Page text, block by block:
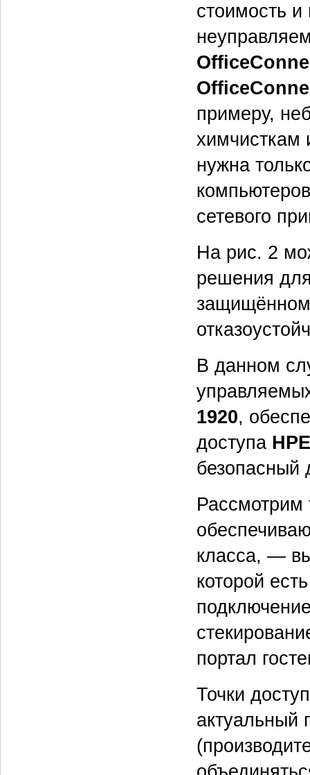
стоимость
примеру,
химчисткам
нужна
сетевого
На рис. 2
решения
В данном
1920,
доступа
безопасный
Рассмотрим
класса, —
которой
портал
Точки
актуальный